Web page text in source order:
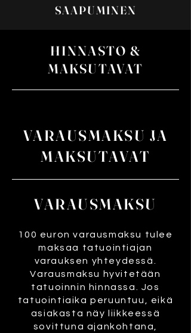
SAAPUMINEN
HINNASTO &
MAKSUTAVAT
VARAUSMAKSU JA
MAKSUTAVAT
VARAUSMAKSU
100 euron varausmaksu tulee
maksaa tatuointiajan
varauksen yhteydessä.
Varausmaksu hyvitetään
tatuoinnin hinnassa. Jos
tatuointiaika peruuntuu, eikä
asiakasta näy liikkeessä
sovittuna ajankohtana,